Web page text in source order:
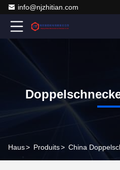
info@njzhitian.com
Haus> Produits> China